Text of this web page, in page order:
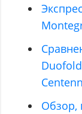
Обзор,